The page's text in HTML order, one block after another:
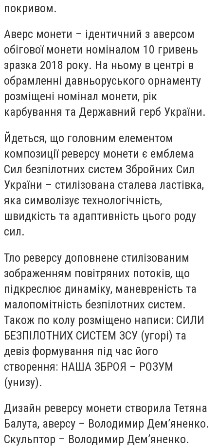
покривом.
Аверс монети – ідентичний з аверсом
обігової монети номіналом 10 гривень
зразка 2018 року. На ньому в центрі в
обрамленні давньоруського орнаменту
розміщені номінал монети, рік
карбування та Державний герб України.
Йдеться, що головним елементом
композиції реверсу монети є емблема
Сил безпілотних систем Збройних Сил
України – стилізована сталева ластівка,
яка символізує технологічність,
швидкість та адаптивність цього роду
сил.
Тло реверсу доповнене стилізованим
зображенням повітряних потоків, що
підкреслює динаміку, маневреність та
малопомітність безпілотних систем.
Також по колу розміщено написи: СИЛИ
БЕЗПІЛОТНИХ СИСТЕМ ЗСУ (угорі) та
девіз формування під час його
створення: НАША ЗБРОЯ – РОЗУМ
(унизу).
Дизайн реверсу монети створила Тетяна
Балута, аверсу – Володимир Дем’яненко.
Скульптор – Володимир Дем’яненко.